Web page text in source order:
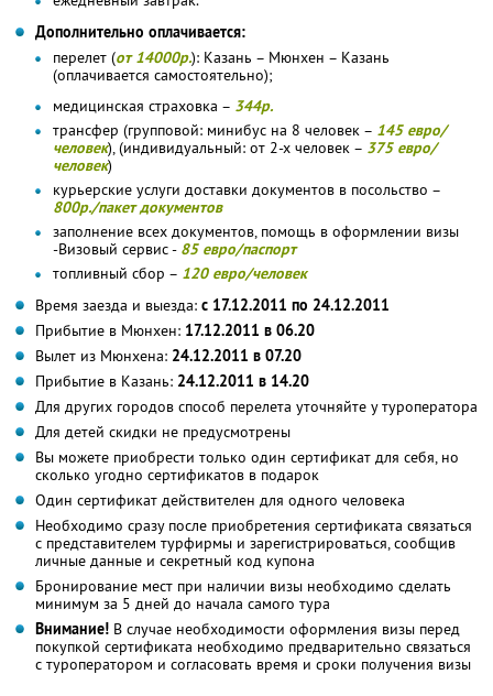
Дополнительно оплачивается:
перелет (от 14000р.): Казань – Мюнхен – Казань
(оплачивается самостоятельно);
медицинская страховка – 344р.
трансфер (групповой: минибус на 8 человек – 145 евро/
человек), (индивидуальный: от 2-х человек – 375 евро/
человек)
курьерские услуги доставки документов в посольство –
800р./пакет документов
заполнение всех документов, помощь в оформлении визы
-Визовый сервис - 85 евро/паспорт
топливный сбор – 120 евро/человек
Время заезда и выезда: с 17.12.2011 по 24.12.2011
Прибытие в Мюнхен: 17.12.2011 в 06.20
Вылет из Мюнхена: 24.12.2011 в 07.20
Прибытие в Казань: 24.12.2011 в 14.20
Для других городов способ перелета уточняйте у туроператора
Для детей скидки не предусмотрены
Вы можете приобрести только один сертификат для себя, но
сколько угодно сертификатов в подарок
Один сертификат действителен для одного человека
Необходимо сразу после приобретения сертификата связаться
с представителем турфирмы и зарегистрироваться, сообщив
личные данные и секретный код купона
Бронирование мест при наличии визы необходимо сделать
минимум за 5 дней до начала самого тура
Внимание! В случае необходимости оформления визы перед
покупкой сертификата необходимо предварительно связаться
с туроператором и согласовать время и сроки получения визы